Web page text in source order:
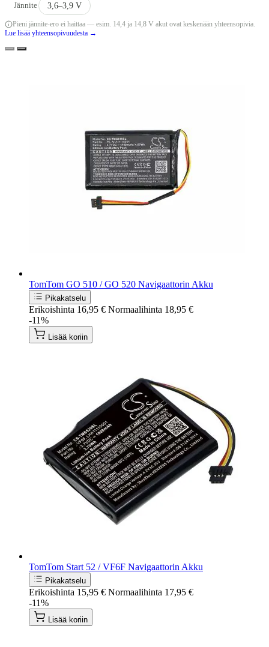
Jännite 3,6–3,9 V
Pieni jännite-ero ei haittaa — esim. 14,4 ja 14,8 V akut ovat keskenään yhteensopivia.
Lue lisää yhteensopivuudesta →
TomTom GO 510 / GO 520 Navigaattorin Akku
Pikakatselu
Erikoishinta 16,95 € Normaalihinta 18,95 €
-11%
Lisää koriin
TomTom Start 52 / VF6F Navigaattorin Akku
Pikakatselu
Erikoishinta 15,95 € Normaalihinta 17,95 €
-11%
Lisää koriin